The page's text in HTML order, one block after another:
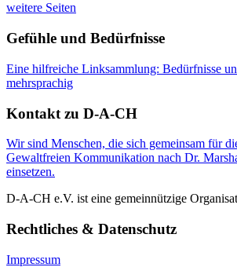
weitere Seiten
Gefühle und Bedürfnisse
Eine hilfreiche Linksammlung: Bedürfnisse
mehrsprachig
Kontakt zu D-A-CH
Wir sind Menschen, die sich gemeinsam für
Gewaltfreien Kommunikation nach Dr.
einsetzen.
D-A-CH e.V. ist eine gemeinnützige
Rechtliches & Datenschutz
Impressum